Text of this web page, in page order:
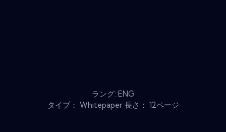
ラング: ENG
タイプ： Whitepaper 長さ： 12ページ